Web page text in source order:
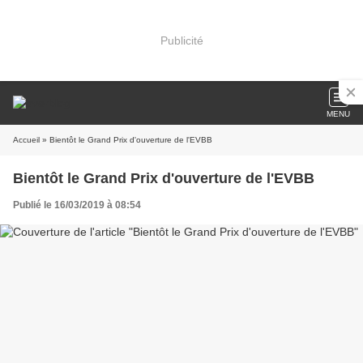
Publicité
MENU
Accueil » Bientôt le Grand Prix d'ouverture de l'EVBB
Bientôt le Grand Prix d'ouverture de l'EVBB
Publié le 16/03/2019 à 08:54